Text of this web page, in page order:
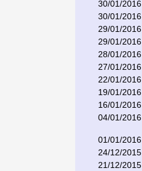
30/01/2016
30/01/2016
29/01/2016
29/01/2016
28/01/2016
27/01/2016
22/01/2016
19/01/2016
16/01/2016
04/01/2016
01/01/2016
24/12/2015
21/12/2015